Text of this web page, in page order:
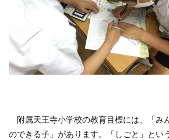
附属天王寺小学校の教育目標には、「み
のできる子」があります。「しごと」とい